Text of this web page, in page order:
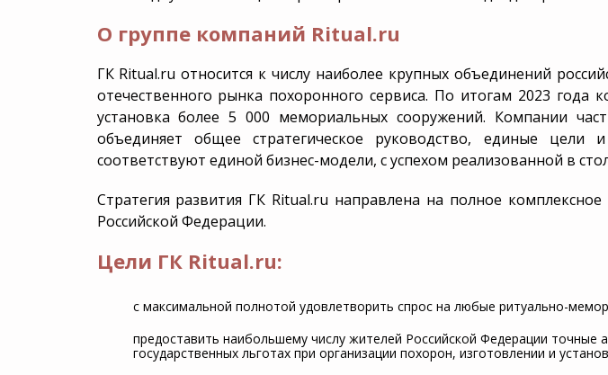
Груз 200 Родовое захоронение
Дезинфекция
VIP-похороны
Эксгумация
О группе компаний Ritual.ru
ГК Ritual.ru относится к числу наиболее крупных объединений
отечественного рынка похоронного сервиса. По итогам 2023
установка более 5 000 мемориальных сооружений. Компании
объединяет общее стратегическое руководство, единые
соответствуют единой бизнес-модели, с успехом реализованной в
Стратегия развития ГК Ritual.ru направлена на полное
Российской Федерации.
Цели ГК Ritual.ru:
с максимальной полнотой удовлетворить спрос на любые ритуально-
предоставить наибольшему числу жителей Российской Федерации точные
государственных льготах при организации похорон, изготовлении и